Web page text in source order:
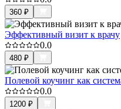
360 ₽
Эффективный визит к врачу
0.0
480 ₽
Полевой коучинг как
0.0
1200 ₽